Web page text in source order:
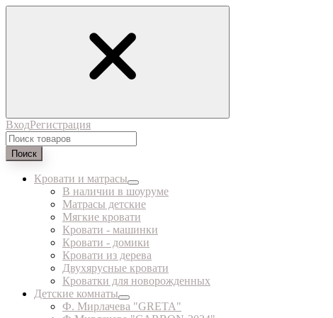
ВходРегистрация
Поиск
Кровати и матрасы
В наличии в шоуруме
Матрасы детские
Мягкие кровати
Кровати - машинки
Кровати - домики
Кровати из дерева
Двухярусные кровати
Кроватки для новорожденных
Детские комнаты
Ф. Мирлачева "GRETA"